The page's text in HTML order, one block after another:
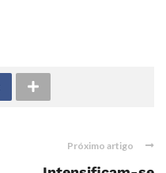
Próximo artigo